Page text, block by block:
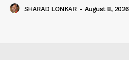
SHARAD LONKAR - August 8, 2026